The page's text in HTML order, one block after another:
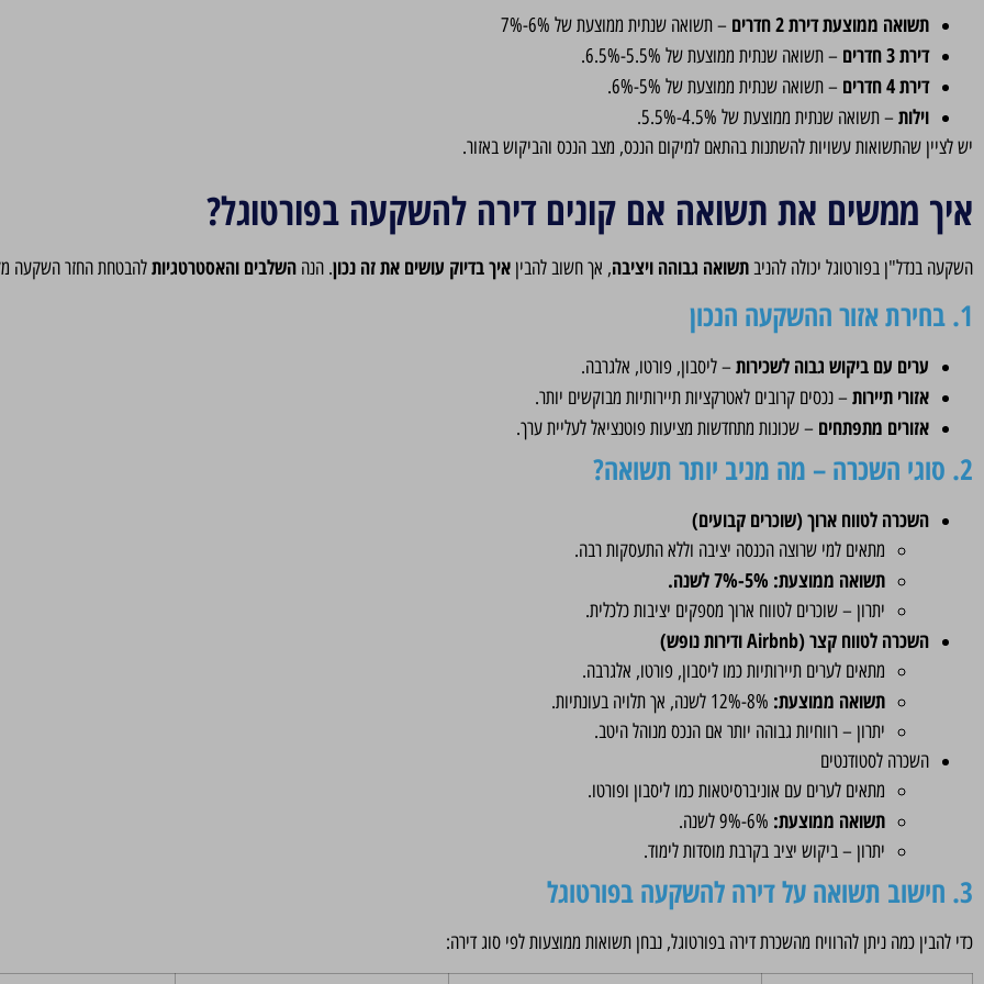
תשואה ממוצעת דירת 2 חדרים – תשואה שנתית ממוצעת של 6%-7%
דירת 3 חדרים – תשואה שנתית ממוצעת של 5.5%-6.5%.
דירת 4 חדרים – תשואה שנתית ממוצעת של 5%-6%.
וילות – תשואה שנתית ממוצעת של 4.5%-5.5%.
יש לציין שהתשואות עשויות להשתנות בהתאם למיקום הנכס, מצב הנכס והביקוש באזור.
איך ממשים את תשואה אם קונים דירה להשקעה בפורטוגל?
השקעה בנדל"ן בפורטוגל יכולה להניבתשואה גבוהה ויציבה, אך חשוב להבין איך בדיוק עושים את זה נכון. הנה השלבים והאסטרטגיותלהבטחת החזר השקעה
1. בחירת אזור ההשקעה הנכון
ערים עם ביקוש גבוה לשכירות – ליסבון, פורטו, אלגרבה.
אזורי תיירות – נכסים קרובים לאטרקציות תיירותיות מבוקשים יותר.
אזורים מתפתחים – שכונות מתחדשות מציעות פוטנציאל לעליית ערך.
2. סוגי השכרה – מה מניב יותר תשואה?
השכרה לטווח ארוך (שוכרים קבועים)
מתאים למי שרוצה הכנסה יציבה וללא התעסקות רבה.
תשואה ממוצעת: 5%-7% לשנה.
יתרון – שוכרים לטווח ארוך מספקים יציבות כלכלית.
השכרה לטווח קצר (Airbnb ודירות נופש)
מתאים לערים תיירותיות כמו ליסבון, פורטו, אלגרבה.
תשואה ממוצעת:
יתרון – רווחיות גבוהה יותר אם הנכס מנוהל היטב.
השכרה לסטודנטים
מתאים לערים עם אוניברסיטאות כמו ליסבון ופורטו.
תשואה ממוצעת:
יתרון – ביקוש יציב בקרבת מוסדות לימוד.
3. חישוב תשואה על דירה להשקעה בפורטוגל
כדי להבין כמה ניתן להרוויח מהשכרת דירה בפורטוגל, נבחן תשואות ממוצעות לפי סוג דירה: